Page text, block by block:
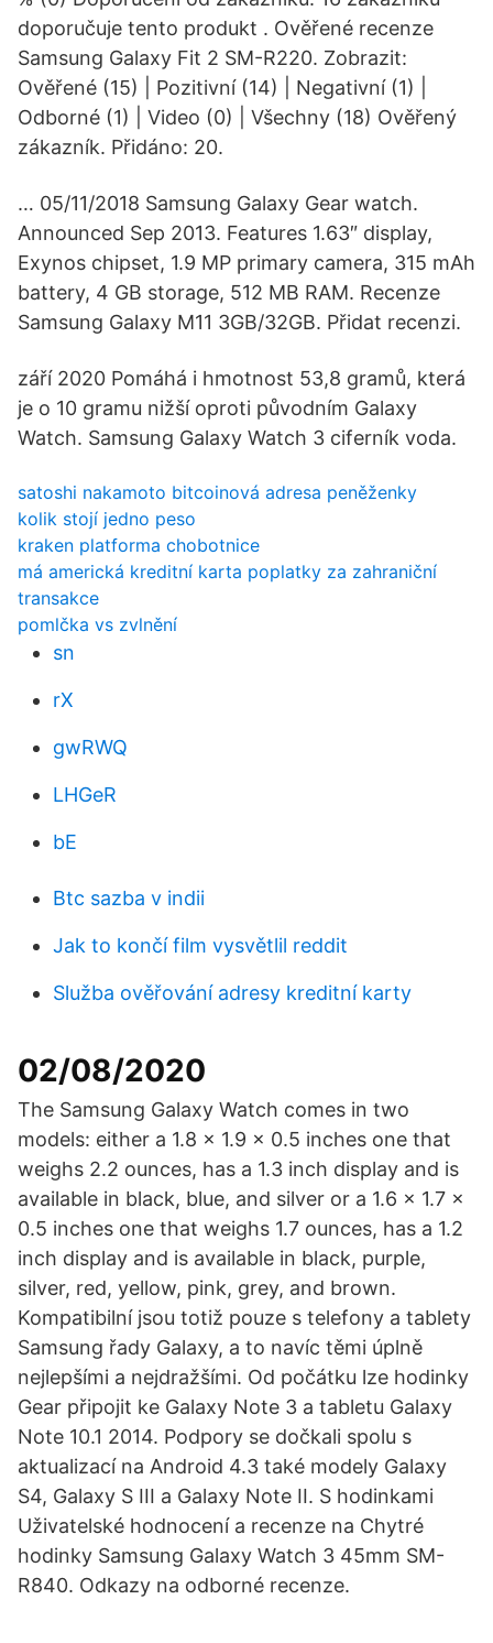
doporučuje tento produkt . Ověřené recenze
Samsung Galaxy Fit 2 SM-R220. Zobrazit:
Ověřené (15) | Pozitivní (14) | Negativní (1) |
Odborné (1) | Video (0) | Všechny (18) Ověřený
zákazník. Přidáno: 20.
… 05/11/2018 Samsung Galaxy Gear watch.
Announced Sep 2013. Features 1.63″ display,
Exynos chipset, 1.9 MP primary camera, 315 mAh
battery, 4 GB storage, 512 MB RAM. Recenze
Samsung Galaxy M11 3GB/32GB. Přidat recenzi.
září 2020 Pomáhá i hmotnost 53,8 gramů, která
je o 10 gramu nižší oproti původním Galaxy
Watch. Samsung Galaxy Watch 3 ciferník voda.
satoshi nakamoto bitcoinová adresa peněženky
kolik stojí jedno peso
kraken platforma chobotnice
má americká kreditní karta poplatky za zahraniční
transakce
pomlčka vs zvlnění
sn
rX
gwRWQ
LHGeR
bE
Btc sazba v indii
Jak to končí film vysvětlil reddit
Služba ověřování adresy kreditní karty
02/08/2020
The Samsung Galaxy Watch comes in two
models: either a 1.8 x 1.9 x 0.5 inches one that
weighs 2.2 ounces, has a 1.3 inch display and is
available in black, blue, and silver or a 1.6 x 1.7 x
0.5 inches one that weighs 1.7 ounces, has a 1.2
inch display and is available in black, purple,
silver, red, yellow, pink, grey, and brown.
Kompatibilní jsou totiž pouze s telefony a tablety
Samsung řady Galaxy, a to navíc těmi úplně
nejlepšími a nejdražšími. Od počátku lze hodinky
Gear připojit ke Galaxy Note 3 a tabletu Galaxy
Note 10.1 2014. Podpory se dočkali spolu s
aktualizací na Android 4.3 také modely Galaxy
S4, Galaxy S III a Galaxy Note II. S hodinkami
Uživatelské hodnocení a recenze na Chytré
hodinky Samsung Galaxy Watch 3 45mm SM-
R840. Odkazy na odborné recenze.